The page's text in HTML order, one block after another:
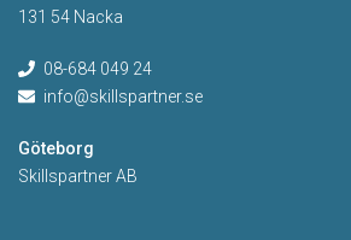
131 54 Nacka
08-684 049 24
info@skillspartner.se
Göteborg
Skillspartner AB